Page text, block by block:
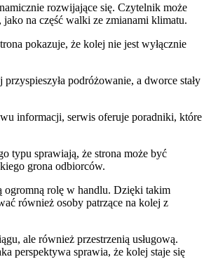
rozwijające się. Czytelnik może
na część walki ze zmianami klimatu.
pokazuje, że kolej nie jest wyłącznie
podróżowanie, a dworce stały
informacji, serwis oferuje poradniki, które
typu sprawiają, że strona może być
grona odbiorców.
ogromną rolę w handlu. Dzięki takim
również osoby patrzące na kolej z
ale również przestrzenią usługową.
perspektywa sprawia, że kolej staje się